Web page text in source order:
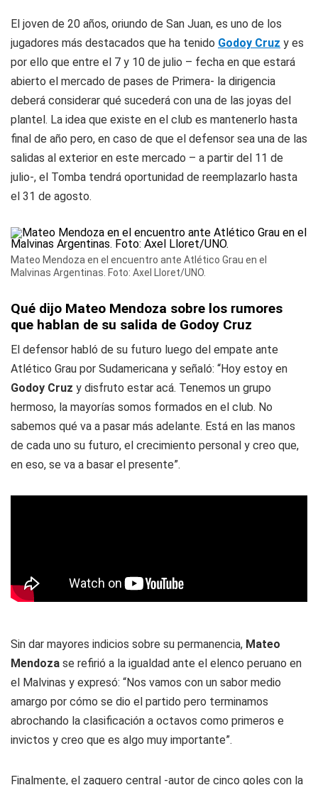
El joven de 20 años, oriundo de San Juan, es uno de los
jugadores más destacados que ha tenido Godoy Cruz y es
por ello que entre el 7 y 10 de julio – fecha en que estará
abierto el mercado de pases de Primera- la dirigencia
deberá considerar qué sucederá con una de las joyas del
plantel. La idea que existe en el club es mantenerlo hasta
final de año pero, en caso de que el defensor sea una de las
salidas al exterior en este mercado – a partir del 11 de
julio-, el Tomba tendrá oportunidad de reemplazarlo hasta
el 31 de agosto.
Mateo Mendoza en el encuentro ante Atlético Grau en el
Malvinas Argentinas. Foto: Axel Lloret/UNO.
Qué dijo Mateo Mendoza sobre los rumores
que hablan de su salida de Godoy Cruz
El defensor habló de su futuro luego del empate ante
Atlético Grau por Sudamericana y señaló: “Hoy estoy en
Godoy Cruz y disfruto estar acá. Tenemos un grupo
hermoso, la mayorías somos formados en el club. No
sabemos qué va a pasar más adelante. Está en las manos
de cada uno su futuro, el crecimiento personal y creo que,
en eso, se va a basar el presente”.
Sin dar mayores indicios sobre su permanencia, Mateo
Mendoza se refirió a la igualdad ante el elenco peruano en
el Malvinas y expresó: “Nos vamos con un sabor medio
amargo por cómo se dio el partido pero terminamos
abrochando la clasificación a octavos como primeros e
invictos y creo que es algo muy importante”.
Finalmente, el zaguero central -autor de cinco goles con la